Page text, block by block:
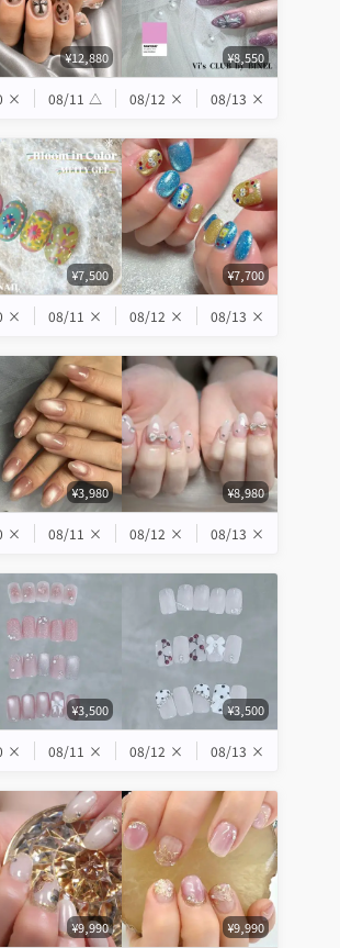
¥12,880 ¥8,550
× 08/11 △ 08/12 × 08/13 ×
¥7,500 ¥7,700
× 08/11 × 08/12 × 08/13 ×
¥3,980 ¥8,980
× 08/11 × 08/12 × 08/13 ×
¥3,500 ¥3,500
× 08/11 × 08/12 × 08/13 ×
¥9,990 ¥9,990